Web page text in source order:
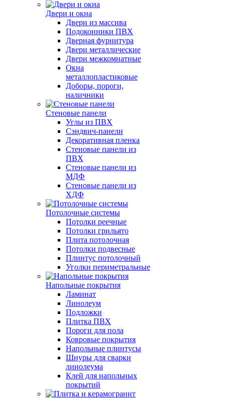
Двери и окна
Двери из массива
Подоконники ПВХ
Дверная фурнитура
Двери металлические
Двери межкомнатные
Окна
металлопластиковые
Доборы, пороги,
наличники
Стеновые панели
Углы из ПВХ
Сэндвич-панели
Декоративная пленка
Стеновые панели из
ПВХ
Стеновые панели из
МДФ
Стеновые панели из
ХДФ
Потолочные системы
Потолки реечные
Потолки грильято
Плита потолочная
Потолки подвесные
Плинтус потолочный
Уголки периметральные
Напольные покрытия
Ламинат
Линолеум
Подложки
Плитка ПВХ
Пороги для пола
Ковровые покрытия
Напольные плинтусы
Шнуры для сварки
линолеума
Клей для напольных
покрытий